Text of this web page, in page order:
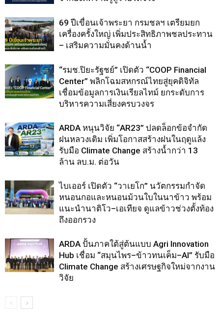
69 ปีเขื่อนเจ้าพระยา กรมชลฯ เตรียมยก
เครื่องครั้งใหญ่ เพิ่มประสิทธิภาพชลประทาน
– เสริมความมั่นคงด้านน้ำ
“รมช.ปิยะรัฐชย์” เปิดตัว “COOP Financial
Center” พลิกโฉมสหกรณ์ไทยสู่ยุคดิจิทัล
เชื่อมข้อมูลการเงินเรียลไทม์ ยกระดับการ
บริหารความเสี่ยงครบวงจร
ARDA หนุนวิจัย “AR23” ปลดล็อกข้อจำกัด
ฝนหลวงเดิม เพิ่มโอกาสสร้างฝนในฤดูแล้ง
รับมือ Climate Change สร้างน้ำกว่า 13
ล้าน ลบ.ม. ต่อวัน
ไบเออร์ เปิดตัว “วาเยโก” นวัตกรรมกำจัด
หนอนกอและหนอนม้วนใบในนาข้าว พร้อม
แนะนำนาติโว–เอเทียจ ดูแลข้าวช่วงตั้งท้อง
ถึงออกรวง
ARDA ปั้นภาคใต้สู่ต้นแบบ Agri Innovation
Hub เชื่อม “สมุนไพร–ข้าวทนเค็ม–AI” รับมือ
Climate Change สร้างเศรษฐกิจใหม่จากงาน
วิจัย